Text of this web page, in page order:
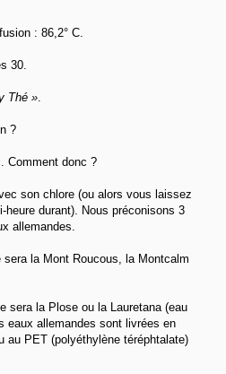
: 86,2° C.
30.
Thé ».
?
Comment donc ?
son chlore (ou alors vous laissez
heure durant). Nous préconisons 3
allemandes.
la Mont Roucous, la Montcalm
sera la Plose ou la Lauretana (eau
eaux allemandes sont livrées en
au PET (polyéthylène téréphtalate)